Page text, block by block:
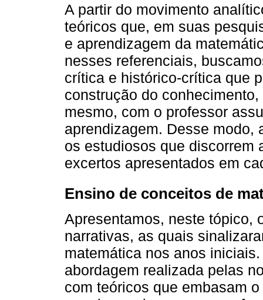
A partir do movimento
teóricos que, em suas
e aprendizagem da
nesses referenciais,
crítica e histórico-crítica que
construção do
mesmo, com o professor
aprendizagem. Desse modo,
os estudiosos que discorrem
excertos apresentados em
Ensino de conceitos de
Apresentamos, neste tópico,
narrativas, as quais
matemática nos anos
abordagem realizada pelas
com teóricos que embasam